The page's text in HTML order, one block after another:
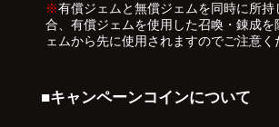
※有償ジェムと無償ジェムを同時に所持
合、有償ジェムを使用した召喚・錬成を
ェムから先に使用されますのでご注意く
■キャンペーンコインについて